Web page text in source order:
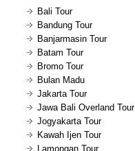
Bali Tour
Bandung Tour
Banjarmasin Tour
Batam Tour
Bromo Tour
Bulan Madu
Jakarta Tour
Jawa Bali Overland Tour
Jogyakarta Tour
Kawah Ijen Tour
Lamongan Tour